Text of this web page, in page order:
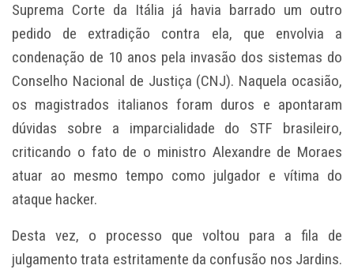
Suprema Corte da Itália já havia barrado um outro
pedido de extradição contra ela, que envolvia a
condenação de 10 anos pela invasão dos sistemas do
Conselho Nacional de Justiça (CNJ). Naquela ocasião,
os magistrados italianos foram duros e apontaram
dúvidas sobre a imparcialidade do STF brasileiro,
criticando o fato de o ministro Alexandre de Moraes
atuar ao mesmo tempo como julgador e vítima do
ataque hacker.
Desta vez, o processo que voltou para a fila de
julgamento trata estritamente da confusão nos Jardins.